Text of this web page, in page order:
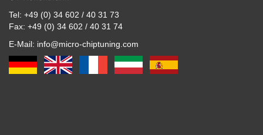
Tel: +49 (0) 34 602 / 40 31 73
Fax: +49 (0) 34 602 / 40 31 74
E-Mail: info@micro-chiptuning.com